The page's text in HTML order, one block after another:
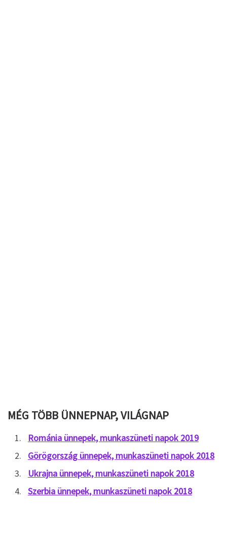
MÉG TÖBB ÜNNEPNAP, VILÁGNAP
Románia ünnepek, munkaszüneti napok 2019
Görögország ünnepek, munkaszüneti napok 2018
Ukrajna ünnepek, munkaszüneti napok 2018
Szerbia ünnepek, munkaszüneti napok 2018